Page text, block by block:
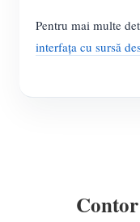
Pentru mai multe
interfața cu sursă